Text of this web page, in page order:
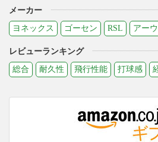
メーカー
ヨネックス
ゴーセン RSL アー
レビューランキング
総合
耐久性 飛行性能 打球感